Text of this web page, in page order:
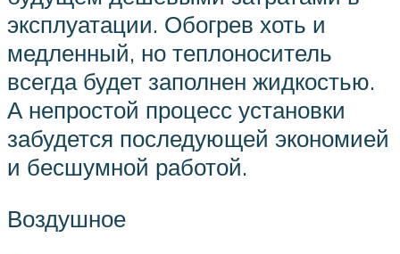
эксплуатации. Обогрев хоть и
медленный, но теплоноситель
всегда будет заполнен жидкостью.
А непростой процесс установки
забудется последующей экономией
и бесшумной работой.
Воздушное